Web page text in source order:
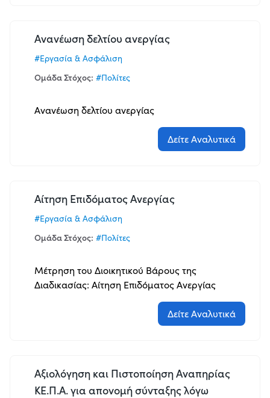
Baseline
Σύγκριση
Ανανέωση δελτίου ανεργίας
#Εργασία & Ασφάλιση
Ομάδα Στόχος: #Πολίτες
Ανανέωση δελτίου ανεργίας
Δείτε Αναλυτικά
Αίτηση Επιδόματος Ανεργίας
#Εργασία & Ασφάλιση
Ομάδα Στόχος: #Πολίτες
Μέτρηση του Διοικητικού Βάρους της
Διαδικασίας: Αίτηση Επιδόματος Ανεργίας
Δείτε Αναλυτικά
Αξιολόγηση και Πιστοποίηση Αναπηρίας
ΚΕ.Π.Α. για απονομή σύνταξης λόγω